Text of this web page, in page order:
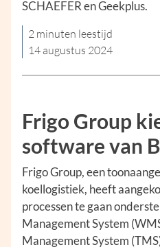
SCHAEFER en Geekplus.
2 minuten leestijd
14 augustus 2024
Frigo Group
software van
Frigo Group, een
koellogistiek, heeft
processen te gaan
Management System
Management System